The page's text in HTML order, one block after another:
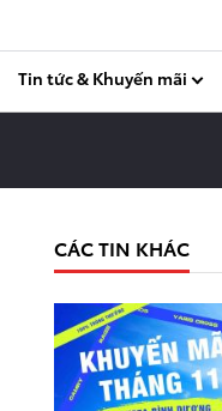
Tin tức & Khuyến mãi
CÁC TIN KHÁC